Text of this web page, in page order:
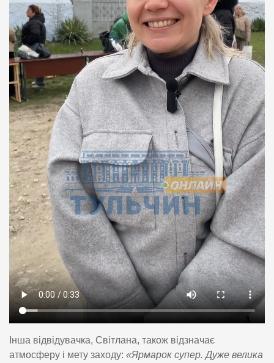
Інша відвідувачка, Світлана, також відзначає
атмосферу і мету заходу: «Ярмарок супер. Дуже велика